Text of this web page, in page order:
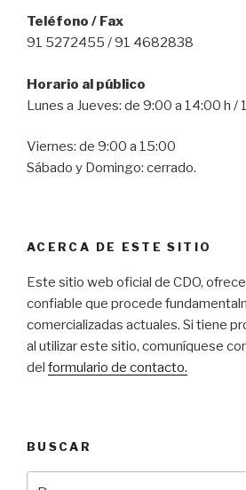
Teléfono / Fax
91 5272455 / 91 4682838
Horario al público
Lunes a Jueves: de 9:00 a 14:00 h /
Viernes: de 9:00 a 15:00
Sábado y Domingo: cerrado.
ACERCA DE ESTE SITIO
Este sitio web oficial de CDO,
confiable que procede
comercializadas actuales. Si tiene
al utilizar este sitio, comuníquese
del formulario de contacto.
BUSCAR